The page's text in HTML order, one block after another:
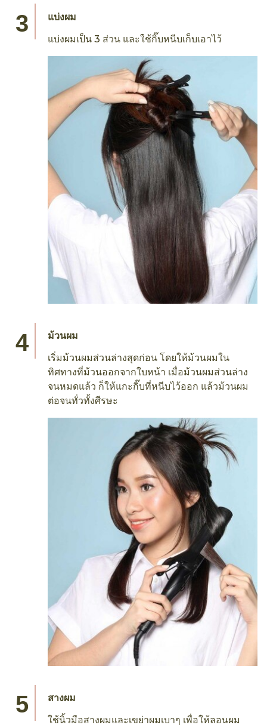
แบ่งผม
แบ่งผมเป็น 3 ส่วน และใช้กิ๊บหนีบเก็บเอาไว้
ม้วนผม
เริ่มม้วนผมส่วนล่างสุดก่อน โดยให้ม้วนผมใน
ทิศทางที่ม้วนออกจากใบหน้า เมื่อม้วนผมส่วนล่าง
จนหมดแล้ว ก็ให้แกะกิ๊บที่หนีบไว้ออก แล้วม้วนผม
ต่อจนทั่วทั้งศีรษะ
สางผม
ใช้นิ้วมือสางผมและเขย่าผมเบาๆ เพื่อให้ลอนผม